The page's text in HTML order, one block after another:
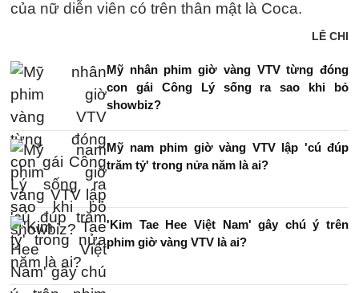
của nữ diễn viên có trên thân mật là Coca.
LÊ CHI
Mỹ nhân phim giờ vàng VTV từng đóng
con gái Công Lý sống ra sao khi bỏ
showbiz?
Mỹ nam phim giờ vàng VTV lập 'cú đúp
trăm tỷ' trong nửa năm là ai?
'Kim Tae Hee Việt Nam' gây chú ý trên
phim giờ vàng VTV là ai?